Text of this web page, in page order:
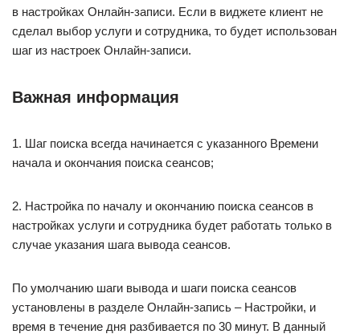
в настройках Онлайн-записи. Если в виджете клиент не
сделал выбор услуги и сотрудника, то будет использован
шаг из настроек Онлайн-записи.
Важная информация
1. Шаг поиска всегда начинается с указанного Времени
начала и окончания поиска сеансов;
2. Настройка по началу и окончанию поиска сеансов в
настройках услуги и сотрудника будет работать только в
случае указания шага вывода сеансов.
По умолчанию шаги вывода и шаги поиска сеансов
установлены в разделе Онлайн-запись – Настройки, и
время в течение дня разбивается по 30 минут. В данный